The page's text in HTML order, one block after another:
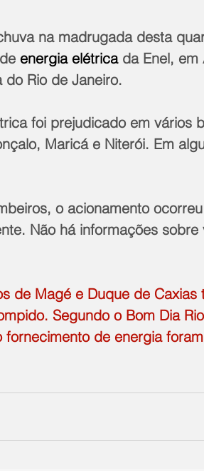
na madrugada desta
energia elétrica da Enel, em
do Rio de Janeiro.
foi prejudicado em vários
Maricá e Niterói. Em
o acionamento
Não há informações sobre
de Magé e Duque de Caxias
Segundo o Bom Dia
fornecimento de energia